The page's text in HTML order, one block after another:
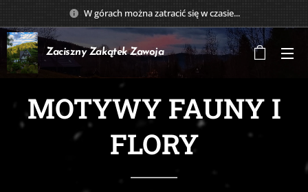
W górach można zatracić się w czasie...
Zaciszny Zakątek Zawoja
MOTYWY FAUNY I
FLORY